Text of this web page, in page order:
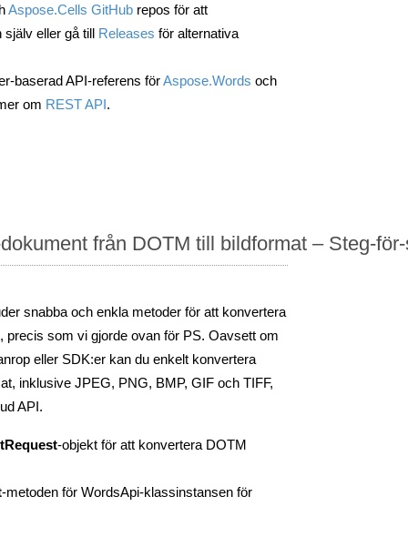
Aspose.Cells GitHub repos för att
själv eller gå till Releases för alternativa
baserad API-referens förAspose.Words och
om REST API.
från DOTM till bildformat – Steg-
snabba och enkla metoder för att konvertera
precis som vi gjorde ovan för PS. Oavsett om
eller SDK:er kan du enkelt konvertera
inklusive JPEG, PNG, BMP, GIF och TIFF,
API.
-objekt för att konvertera DOTM
-metoden för WordsApi-klassinstansen för